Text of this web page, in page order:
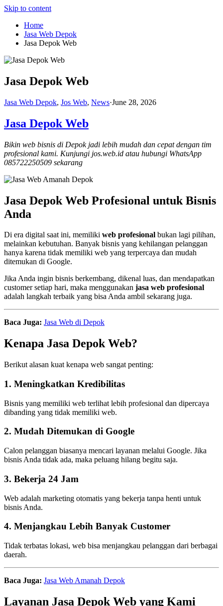
Skip to content
Home
Jasa Web Depok
Jasa Depok Web
Jasa Depok Web
Jasa Web Depok, Jos Web, News·June 28, 2026
Jasa Depok Web
Bikin web bisnis di Depok jadi lebih mudah dan cepat dengan tim
profesional kami. Kunjungi jos.web.id atau hubungi WhatsApp
085722250509 sekarang
Jasa Depok Web Profesional untuk Bisnis
Anda
Di era digital saat ini, memiliki web profesional bukan lagi pilihan,
melainkan kebutuhan. Banyak bisnis yang kehilangan pelanggan
hanya karena tidak memiliki web yang terpercaya dan mudah
ditemukan di Google.
Jika Anda ingin bisnis berkembang, dikenal luas, dan mendapatkan
customer setiap hari, maka menggunakan jasa web profesional
adalah langkah terbaik yang bisa Anda ambil sekarang juga.
Baca Juga: Jasa Web di Depok
Kenapa Jasa Depok Web?
Berikut alasan kuat kenapa web sangat penting:
1. Meningkatkan Kredibilitas
Bisnis yang memiliki web terlihat lebih profesional dan dipercaya
dibanding yang tidak memiliki web.
2. Mudah Ditemukan di Google
Calon pelanggan biasanya mencari layanan melalui Google. Jika
bisnis Anda tidak ada, maka peluang hilang begitu saja.
3. Bekerja 24 Jam
Web adalah marketing otomatis yang bekerja tanpa henti untuk
bisnis Anda.
4. Menjangkau Lebih Banyak Customer
Tidak terbatas lokasi, web bisa menjangkau pelanggan dari berbagai
daerah.
Baca Juga: Jasa Web Amanah Depok
Layanan Jasa Depok Web yang Kami